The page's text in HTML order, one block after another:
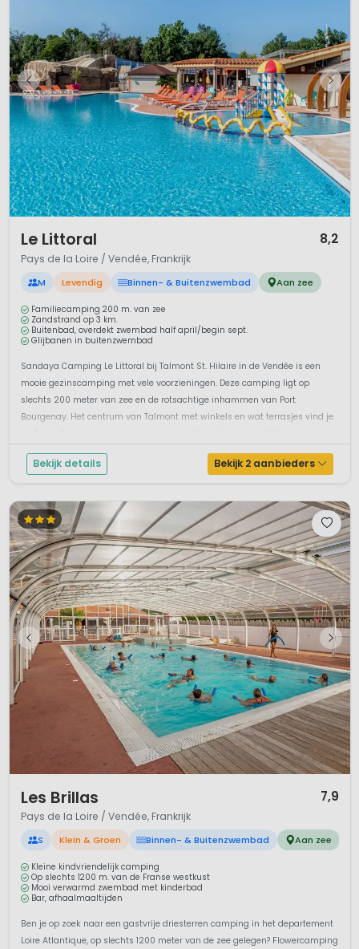
Le Littoral 8,2
Pays de la Loire / Vendée, Frankrijk
M Levendig Binnen- & Buitenzwembad Aan zee
Familiecamping 200 m. van zee
Zandstrand op 3 km.
Buitenbad, overdekt zwembad half april/begin sept.
Glijbanen in buitenzwembad
Sandaya Camping Le Littoral bij Talmont St. Hilaire in de Vendée is een
mooie gezinscamping met vele voorzieningen. Deze camping ligt op
slechts 200 meter van zee en de rotsachtige inhammen van Port
Bourgenay. Het centrum van Talmont met winkels en wat terrasjes vind je
Bekijk details Bekijk 2 aanbieders
Les Brillas 7,9
Pays de la Loire / Vendée, Frankrijk
S Klein & Groen Binnen- & Buitenzwembad Aan zee
Kleine kindvriendelijk camping
Op slechts 1200 m. van de Franse westkust
Mooi verwarmd zwembad met kinderbad
Bar, afhaalmaaltijden
Ben je op zoek naar een gastvrije driesterren camping in het departement
Loire Atlantique, op slechts 1200 meter van de zee gelegen? Flowercamping